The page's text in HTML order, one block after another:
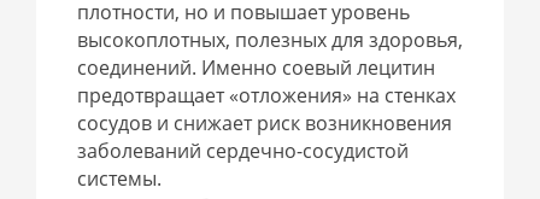
плотности, но и повышает уровень
высокоплотных, полезных для здоровья,
соединений. Именно соевый лецитин
предотвращает «отложения» на стенках
сосудов и снижает риск возникновения
заболеваний сердечно-сосудистой
системы.